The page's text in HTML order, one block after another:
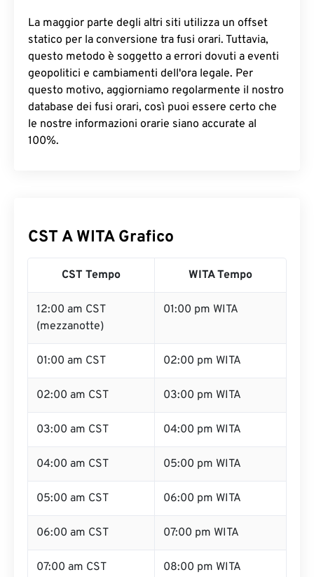
La maggior parte degli altri siti utilizza un offset
statico per la conversione tra fusi orari. Tuttavia,
questo metodo è soggetto a errori dovuti a eventi
geopolitici e cambiamenti dell'ora legale. Per
questo motivo, aggiorniamo regolarmente il nostro
database dei fusi orari, così puoi essere certo che
le nostre informazioni orarie siano accurate al
100%.
CST A WITA Grafico
CST Tempo WITA Tempo
12:00 am CST
(mezzanotte)
01:00 pm WITA
01:00 am CST 02:00 pm WITA
02:00 am CST 03:00 pm WITA
03:00 am CST 04:00 pm WITA
04:00 am CST 05:00 pm WITA
05:00 am CST 06:00 pm WITA
06:00 am CST 07:00 pm WITA
07:00 am CST 08:00 pm WITA